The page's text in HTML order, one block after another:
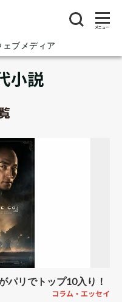
ブメディア
メニュー
小説
パリでトップ10入り！
コラム・エッセイ